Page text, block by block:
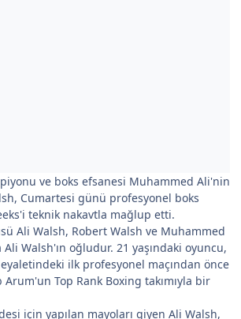
ve boks efsanesi Muhammed Ali'nin
Cumartesi günü profesyonel boks
teknik nakavtla mağlup etti.
Ali Walsh, Robert Walsh ve Muhammed
Ali Walsh'ın oğludur. 21 yaşındaki oyuncu,
ilk profesyonel maçından önce
Arum'un Top Rank Boxing takımıyla bir
için yapılan mayoları giyen Ali Walsh,